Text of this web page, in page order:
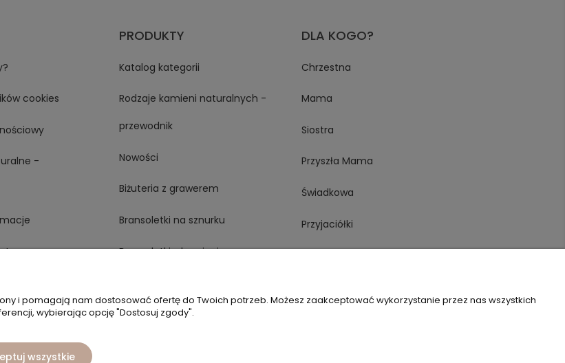
cookies
-
PRODUKTY
Katalog kategorii
Rodzaje kamieni naturalnych -
przewodnik
Nowości
Biżuteria z grawerem
Bransoletki na sznurku
Bransoletki z kamieni
Pierścionki elastyczne
DLA KOGO?
Chrzestna
Mama
Siostra
Przyszła Mama
Świadkowa
Przyjaciółki
i pomagają nam dostosować ofertę do Twoich potrzeb. Możesz zaakceptować wykorzystanie przez nas wszystkich
wybierając opcję "Dostosuj zgody".
wszystkie